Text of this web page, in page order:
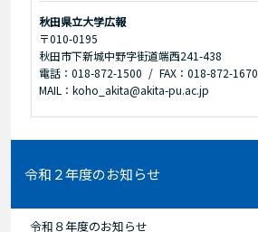
秋田県立大学広報
〒010-0195
秋田市下新城中野字街道端西241-438
電話：018-872-1500
FAX：018-872-1670
MAIL：koho_akita@akita-pu.ac.jp
令和２年度のお知らせ
令和８年度のお知らせ